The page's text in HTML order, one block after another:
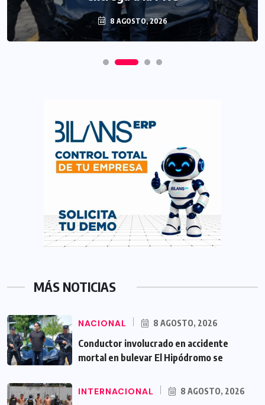
8 AGOSTO, 2026
MÁS NOTICIAS
NACIONAL 8 AGOSTO, 2026
Conductor involucrado en accidente
mortal en bulevar El Hipódromo se
INTERNACIONAL 8 AGOSTO, 2026